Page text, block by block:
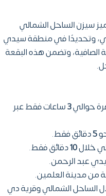
سيزن الساحل الشمالي
مطروح الساحلي، وتحديدًا في منطقة سيدي
الصافية، وتضمن هذه البقعة
حوالي3ساعات فقط عبر
5دقائق فقط.
خلال10دقائق فقط.
عبد الرحمن.
من مدينة العلمين.
الساحل الشمالي وقرية دي